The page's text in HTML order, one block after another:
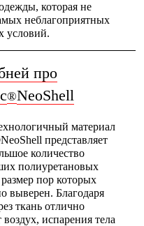
которая не
неблагоприятных
условий.
про
®NeoShell
материал
представляет
количество
полиуретановых
пор которых
выверен. Благодаря
ткань отлично
воздух, испарения тела